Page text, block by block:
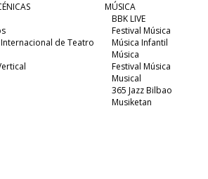
de Teatro
MÚSICA
BBK LIVE
Festival Música
Música Infantil
Música
Festival Música
Musical
365 Jazz Bilbao
Musiketan